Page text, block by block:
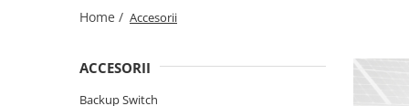
Optimizatoare panouri
Microinvertoare
Home / Accesorii
ACCESORII
Backup Switch